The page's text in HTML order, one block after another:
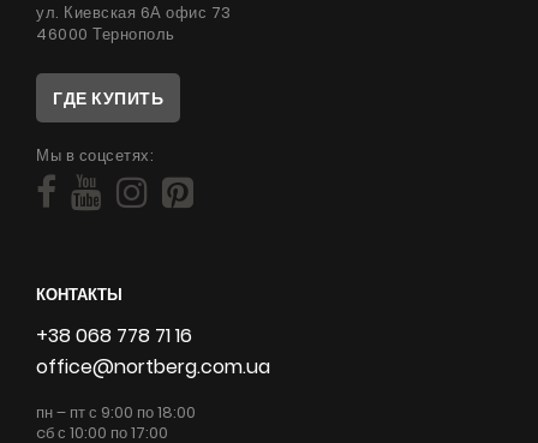
ул. Киевская 6А офис 73
46000 Тернополь
ГДЕ КУПИТЬ
Мы в соцсетях:
КОНТАКТЫ
+38 068 778 71 16
office@nortberg.com.ua
пн – пт с 9:00 по 18:00
cб с 10:00 по 17:00